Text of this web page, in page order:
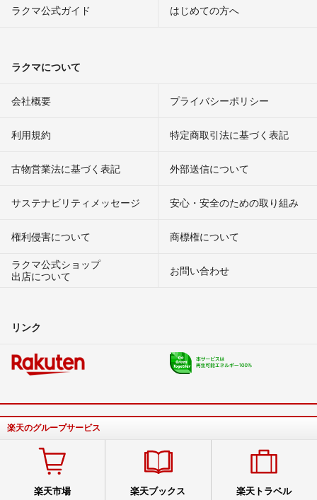
ラクマ公式ガイド はじめての方へ
ラクマについて
会社概要 プライバシーポリシー
利用規約 特定商取引法に基づく表記
古物営業法に基づく表記 外部送信について
サステナビリティメッセージ 安心・安全のための取り組み
権利侵害について
商標権について
ラクマ公式ショップ
出店について
お問い合わせ
リンク
楽天のグループサービス
楽天市場 楽天ブックス 楽天トラベル